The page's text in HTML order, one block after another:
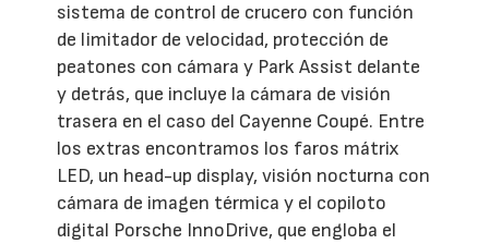
sistema de control de crucero con función
de limitador de velocidad, protección de
peatones con cámara y Park Assist delante
y detrás, que incluye la cámara de visión
trasera en el caso del Cayenne Coupé. Entre
los extras encontramos los faros mátrix
LED, un head-up display, visión nocturna con
cámara de imagen térmica y el copiloto
digital Porsche InnoDrive, que engloba el